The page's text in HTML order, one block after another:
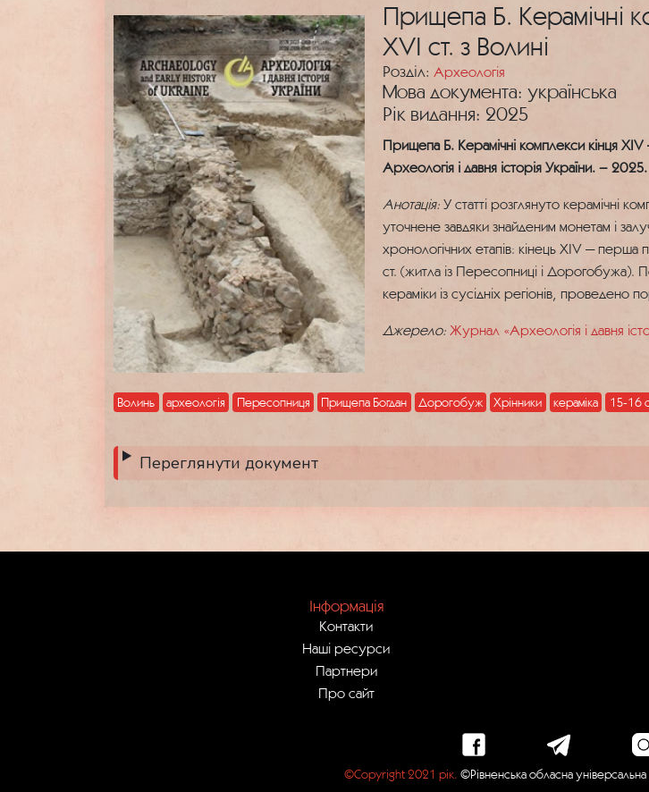
Прищепа Б. Керамічні
ХVІ ст. з Волині
Розділ: Археологія
Мова документа: українська
Рік видання: 2025
Прищепа Б. Керамічні комплекси кінця
Археологія і давня історія України. –
Анотація:У статті розглянуто керамічні
уточнене завдяки знайденим монетам і
хронологічних етапів: кінець ХІV — перша
ст. (житла із Пересопниці і Дорогобужа).
кераміки із сусідніх регіонів, проведено
Джерело: Журнал «Археологія і давня
Волинь археологія Пересопниця Прищепа Богдан Дорогобуж Хрінники кераміка 15-16
Переглянути документ
Інформація
Контакти
Наші ресурси
Партнери
Про сайт
©Copyright 2021 рік. ©Рівненська обласна